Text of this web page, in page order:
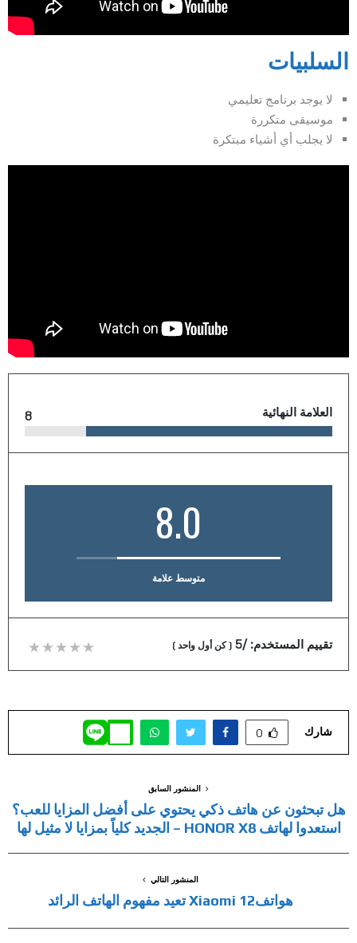
السلبيات
لا يوجد برنامج تعليمي
موسيقى متكررة
لا يجلب أي أشياء مبتكرة
العلامة النهائية 8
8.0
متوسط علامة
تقييم المستخدم:/5
(كن أول واحد )
شارك 0
المنشور السابق
هل تبحثون عن هاتف ذكي يحتوي على أفضل المزايا للعب؟
استعدوا لهاتف HONOR X8 – الجديد كلياً بمزايا لا مثيل لها
المنشور التالي
هواتفXiaomi 12 تعيد مفهوم الهاتف الرائد